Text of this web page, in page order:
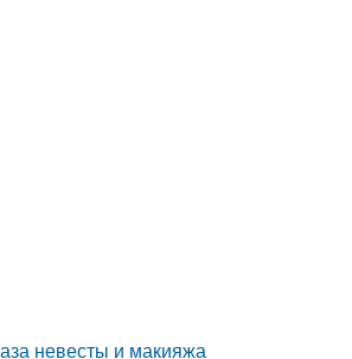
невесты и макияжа